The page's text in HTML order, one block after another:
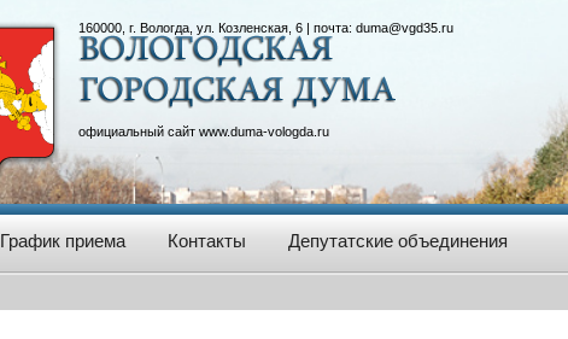
160000, г. Вологда, ул. Козленская, 6 | почта: duma@vgd35.ru
официальный сайт www.duma-vologda.ru
График приема Контакты Депутатские объединения